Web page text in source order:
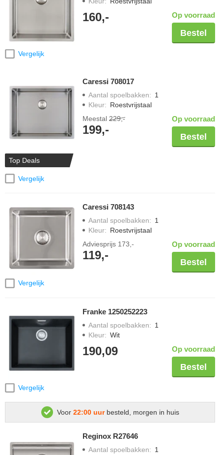
Vergelijk
160,- Op voorraad
Bestel
Top Deals
Vergelijk
Caressi 708017
Aantal spoelbakken: 1
Kleur: Roestvrijstaal
Meestal 229,-
199,-
Op voorraad
Bestel
Vergelijk
Caressi 708143
Aantal spoelbakken: 1
Kleur: Roestvrijstaal
Adviesprijs 173,-
119,-
Op voorraad
Bestel
Vergelijk
Franke 1250252223
Aantal spoelbakken: 1
Kleur: Wit
190,09 Op voorraad
Bestel
Voor 22:00 uurbesteld, morgen in huis
Reginox R27646
Aantal spoelbakken: 1